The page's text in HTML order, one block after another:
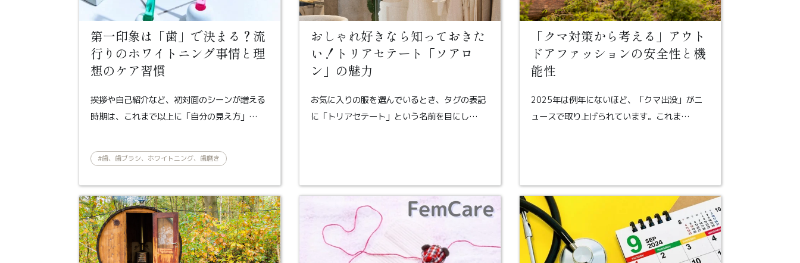
第一印象は「歯」で決まる？流
行りのホワイトニング事情と理
想のケア習慣
挨拶や自己紹介など、初対面のシーンが増える
時期は、これまで以上に「自分の見え方」…
#歯、歯ブラシ、ホワイトニング、歯磨き
おしゃれ好きなら知っておきた
い！トリアセテート「ソアロ
ン」の魅力
お気に入りの服を選んでいるとき、タグの表記
に「トリアセテート」という名前を目にし…
「クマ対策から考える」アウト
ドアファッションの安全性と機
能性
2025年は例年にないほど、「クマ出没」がニ
ュースで取り上げられています。これま…